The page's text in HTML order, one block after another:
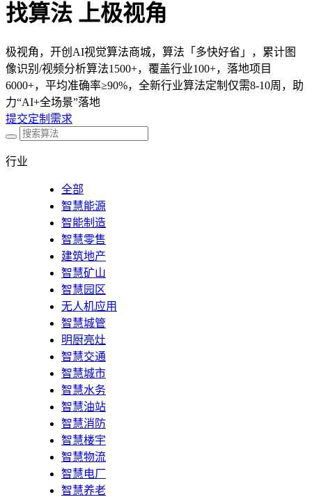
找算法 上极视角
极视角，开创AI视觉算法商城，算法「多快好省」，累计图
像识别/视频分析算法1500+，覆盖行业100+，落地项目
6000+，平均准确率≥90%，全新行业算法定制仅需8-10周，助
力“AI+全场景”落地
提交定制需求
行业
全部
智慧能源
智能制造
智慧零售
建筑地产
智慧矿山
智慧园区
无人机应用
智慧城管
明厨亮灶
智慧交通
智慧城市
智慧水务
智慧油站
智慧消防
智慧楼宇
智慧物流
智慧电厂
智慧养老